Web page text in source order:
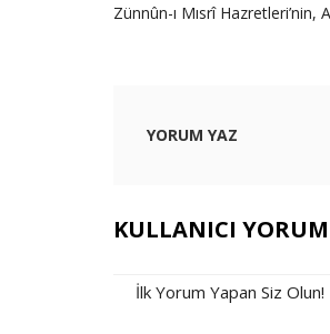
Zünnûn-ı Mısrî Hazretleri’nin,
YORUM YAZ
KULLANICI
İlk Yorum Yapan Siz Olun!